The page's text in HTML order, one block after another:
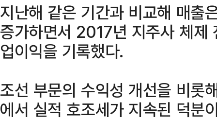
지난해 같은 기간과 비교해 매
증가하면서 2017년 지주사 체제
업이익을 기록했다.
조선 부문의 수익성 개선을 비롯
에서 실적 호조세가 지속된 덕분